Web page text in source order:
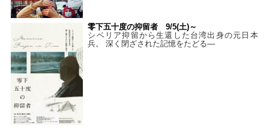
零下五十度の抑留者 9/5(土)～
シベリア抑留から生還した台湾出身の元日本
兵。 深く閉ざされた記憶をたどる—